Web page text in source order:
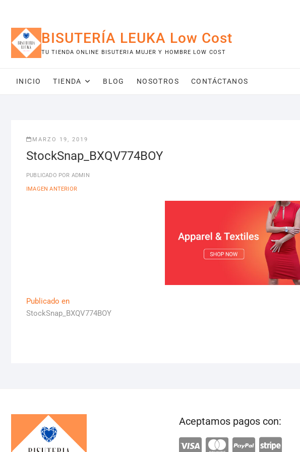
contenido
BISUTERÍA LEUKA Low Cost
TU TIENDA ONLINE BISUTERIA MUJER Y HOMBRE LOW COST
INICIO TIENDA BLOG NOSOTROS CONTÁCTANOS
MARZO 19, 2019
StockSnap_BXQV774BOY
PUBLICADO POR ADMIN
IMAGEN ANTERIOR
Navegación
de
Publicado en
StockSnap_BXQV774BOY
Aceptamos pagos con: